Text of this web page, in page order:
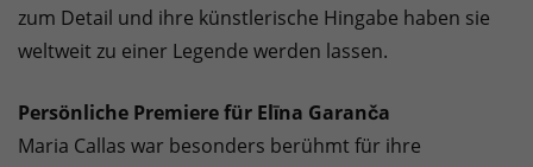
zum Detail und ihre künstlerische Hingabe haben sie
weltweit zu einer Legende werden lassen.
Persönliche Premiere für Elīna Garanča
Maria Callas war besonders berühmt für ihre